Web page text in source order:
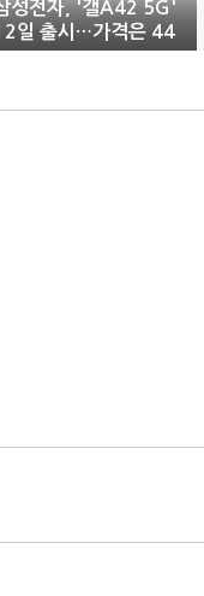
성전자, '갤A42 5G'
일 출시…가격은 44
9900원